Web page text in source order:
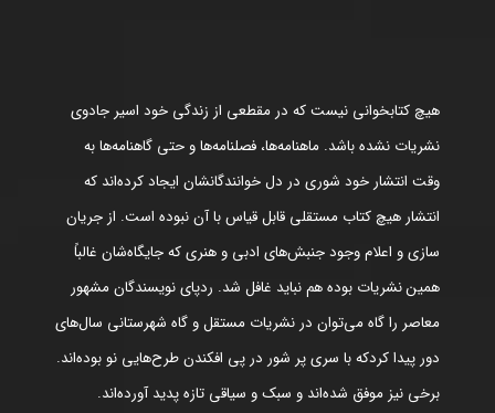
هیچ کتابخوانی نیست که در مقطعی از زندگی خود اسیر جادوی
نشریات نشده باشد. ماهنامه‌ها، فصلنامه‌ها و حتی گاهنامه‌ها به
وقت انتشار خود شوری در دل خوانندگانشان ایجاد کرده‌اند که
انتشار هیچ کتاب مستقلی قابل قیاس با آن نبوده است. از جریان
سازی و اعلام وجود جنبش‌های ادبی و هنری که جایگاه‌شان غالباً
همین نشریات بوده هم نباید غافل شد. ردپای نویسندگان مشهور
معاصر را گاه می‌توان در نشریات مستقل و گاه شهرستانی سال‌های
دور پیدا کردکه با سری پر شور در پی افکندن طرح‌هایی نو بوده‌اند.
برخی نیز موفق شده‌اند و سبک و سیاقی تازه پدید آورده‌اند.